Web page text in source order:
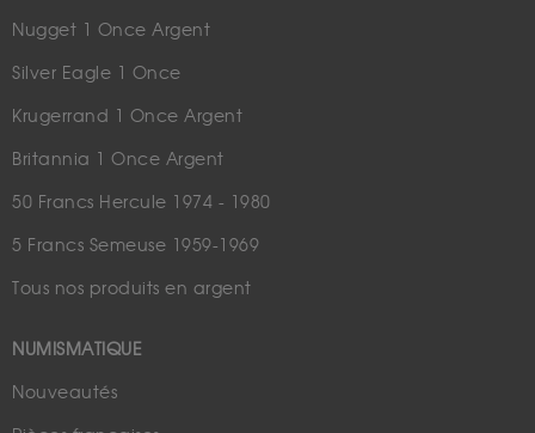
Nugget 1 Once Argent
Silver Eagle 1 Once
Krugerrand 1 Once Argent
Britannia 1 Once Argent
50 Francs Hercule 1974 - 1980
5 Francs Semeuse 1959-1969
Tous nos produits en argent
NUMISMATIQUE
Nouveautés